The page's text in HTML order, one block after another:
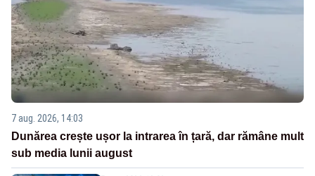
7 aug. 2026, 14:03
Dunărea crește ușor la intrarea în țară, dar rămâne mult
sub media lunii august